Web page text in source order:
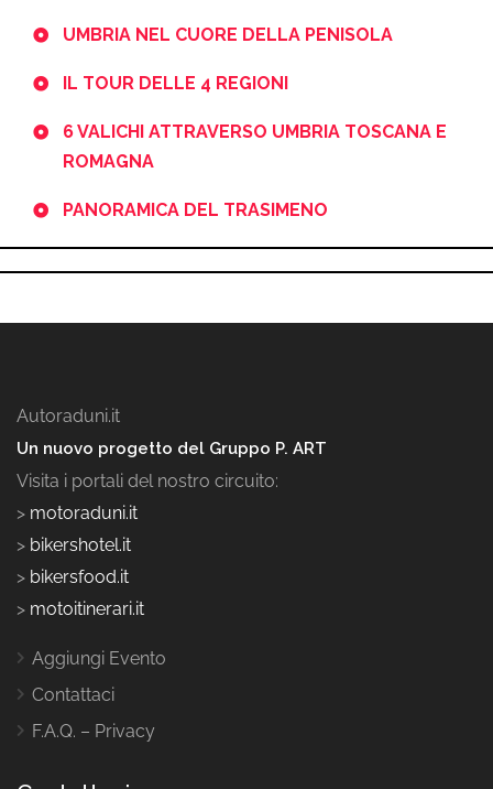
UMBRIA NEL CUORE DELLA PENISOLA
IL TOUR DELLE 4 REGIONI
6 VALICHI ATTRAVERSO UMBRIA TOSCANA E
ROMAGNA
PANORAMICA DEL TRASIMENO
Autoraduni.it
Un nuovo progetto del Gruppo P. ART
Visita i portali del nostro circuito:
> motoraduni.it
> bikershotel.it
> bikersfood.it
> motoitinerari.it
Aggiungi Evento
Contattaci
F.A.Q. – Privacy